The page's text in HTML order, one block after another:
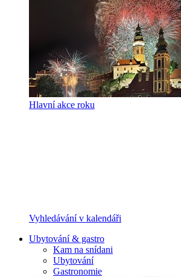
Hlavní akce roku
Vyhledávání v kalendáři
Ubytování & gastro
Kam na snídani
Ubytování
Gastronomie